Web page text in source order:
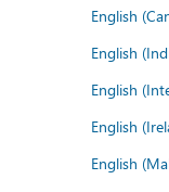
English
English
English
English
English